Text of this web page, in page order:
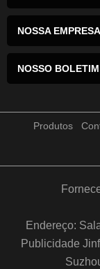
NOSSA EMPRESA
NOSSO
Produtos
Endereço:
Publicidade